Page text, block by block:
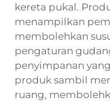
kereta pukal.
menampilkan
membolehkan
pengaturan
penyimpanan
produk sambil
ruang,